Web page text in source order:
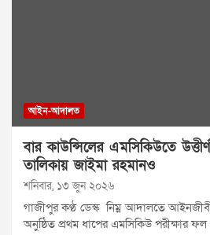
আইন-আদালত
বার কাউন্সিলের এমসিকিউতে
তালিকায় জাইমা রহমানও
শনিবার, ১৩ জুন ২০২৬
গাজীপুর কণ্ঠ ডেস্ক নিম্ন আদালতে
অনুষ্ঠিত প্রথম ধাপের এমসিকিউ পরীক্ষার